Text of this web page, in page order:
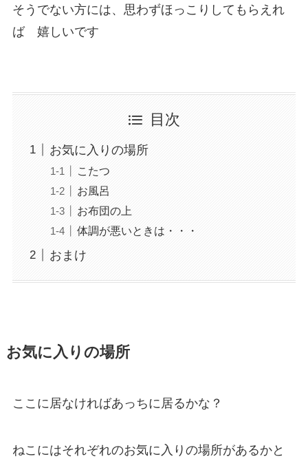
そうでない方には、思わずほっこりしてもらえれ
ば 嬉しいです
目次
お気に入りの場所
こたつ
お風呂
お布団の上
体調が悪いときは・・・
おまけ
お気に入りの場所
ここに居なければあっちに居るかな？
ねこにはそれぞれのお気に入りの場所があるかと